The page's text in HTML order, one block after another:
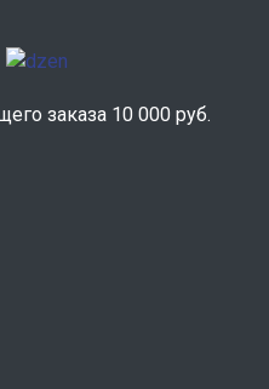
заказа 10 000 руб.